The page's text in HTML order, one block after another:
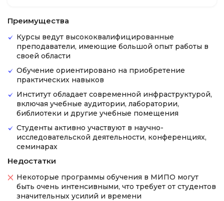
Преимущества
Курсы ведут высококвалифицированные
преподаватели, имеющие большой опыт работы в
своей области
Обучение ориентировано на приобретение
практических навыков
Институт обладает современной инфраструктурой,
включая учебные аудитории, лаборатории,
библиотеки и другие учебные помещения
Студенты активно участвуют в научно-
исследовательской деятельности, конференциях,
семинарах
Недостатки
Некоторые программы обучения в МИПО могут
быть очень интенсивными, что требует от студентов
значительных усилий и времени